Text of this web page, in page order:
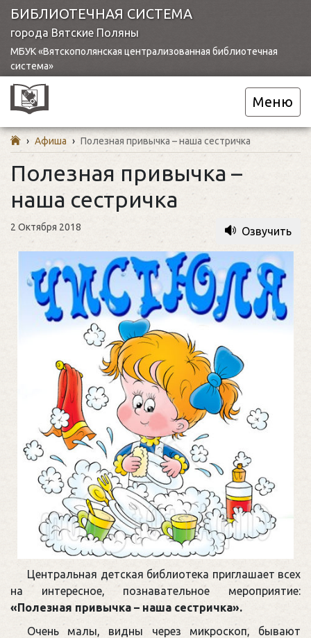
БИБЛИОТЕЧНАЯ СИСТЕМА
города Вятские Поляны
МБУК «Вятскополянская централизованная библиотечная
система»
Меню
› Афиша › Полезная привычка – наша сестричка
Полезная привычка –
наша сестричка
2 Октября 2018 Озвучить
Центральная детская библиотека приглашает всех
на интересное, познавательное мероприятие:
«Полезная привычка – наша сестричка».
Очень малы, видны через микроскоп, бывают